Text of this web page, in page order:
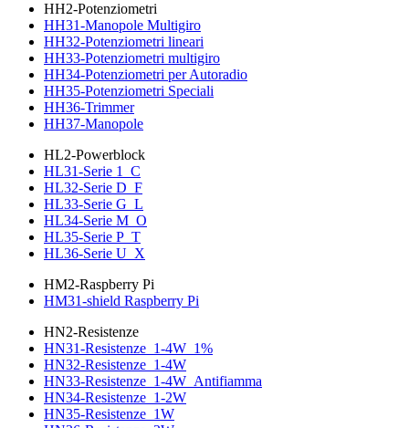
HH2-Potenziometri
HH31-Manopole Multigiro
HH32-Potenziometri lineari
HH33-Potenziometri multigiro
HH34-Potenziometri per Autoradio
HH35-Potenziometri Speciali
HH36-Trimmer
HH37-Manopole
HL2-Powerblock
HL31-Serie 1_C
HL32-Serie D_F
HL33-Serie G_L
HL34-Serie M_O
HL35-Serie P_T
HL36-Serie U_X
HM2-Raspberry Pi
HM31-shield Raspberry Pi
HN2-Resistenze
HN31-Resistenze_1-4W_1%
HN32-Resistenze_1-4W
HN33-Resistenze_1-4W_Antifiamma
HN34-Resistenze_1-2W
HN35-Resistenze_1W